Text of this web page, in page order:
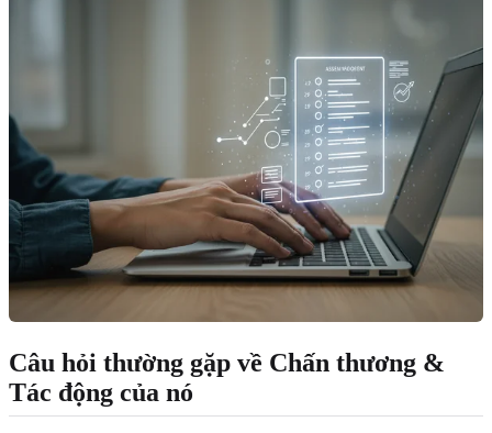
Câu hỏi thường gặp về Chấn thương &
Tác động của nó